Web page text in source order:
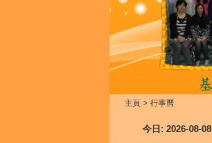
主頁> 行事曆
今日 : 2026-08-08